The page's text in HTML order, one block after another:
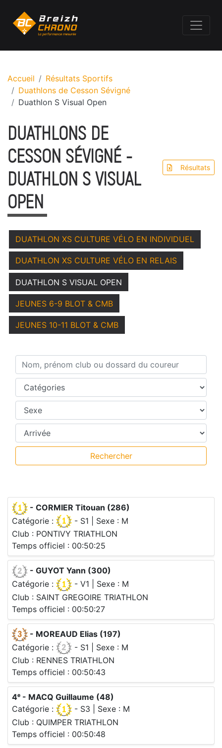
Accueil
Résultats Sportifs
Duathlons de Cesson Sévigné
Duathlon S Visual Open
DUATHLONS DE
CESSON SÉVIGNÉ -
DUATHLON S VISUAL
OPEN
Résultats
DUATHLON XS CULTURE VÉLO EN INDIVIDUEL
DUATHLON XS CULTURE VÉLO EN RELAIS
DUATHLON S VISUAL OPEN
JEUNES 6-9 BLOT & CMB
JEUNES 10-11 BLOT & CMB
Nom, prénom club ou dossard du coureur
Catégories
Sexe
Temps intermédiaires
Rechercher